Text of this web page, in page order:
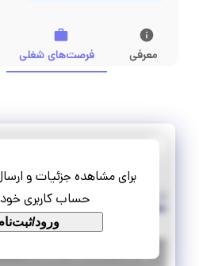
معرفی فرصت‌های شغلی
برای مشاهده جزئیات و
حساب کاربری
ورود/
استخدام کارشناس اداری
تمام وقت استخدام
تهران |۱۰ ماه پیش | منقضی شده